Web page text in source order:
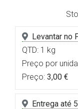
Levantar no
QTD: 1 kg
Preço por
Preço: 3,00 €
Entrega até